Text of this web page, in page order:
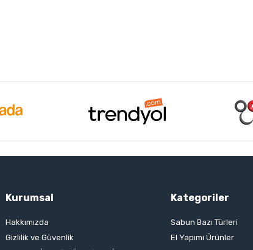
Kurumsal
Hakkımızda
Gizlilik ve Güvenlik
Kategoriler
Sabun Bazı Türleri
El Yapımı Ürünler